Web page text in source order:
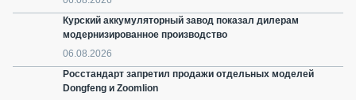
Курский аккумуляторный завод показал дилерам
модернизированное производство
06.08.2026
Росстандарт запретил продажи отдельных моделей
Dongfeng и Zoomlion